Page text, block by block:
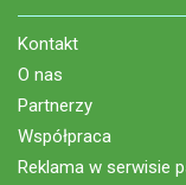
Kontakt
O nas
Partnerzy
Współpraca
Reklama w serwisie